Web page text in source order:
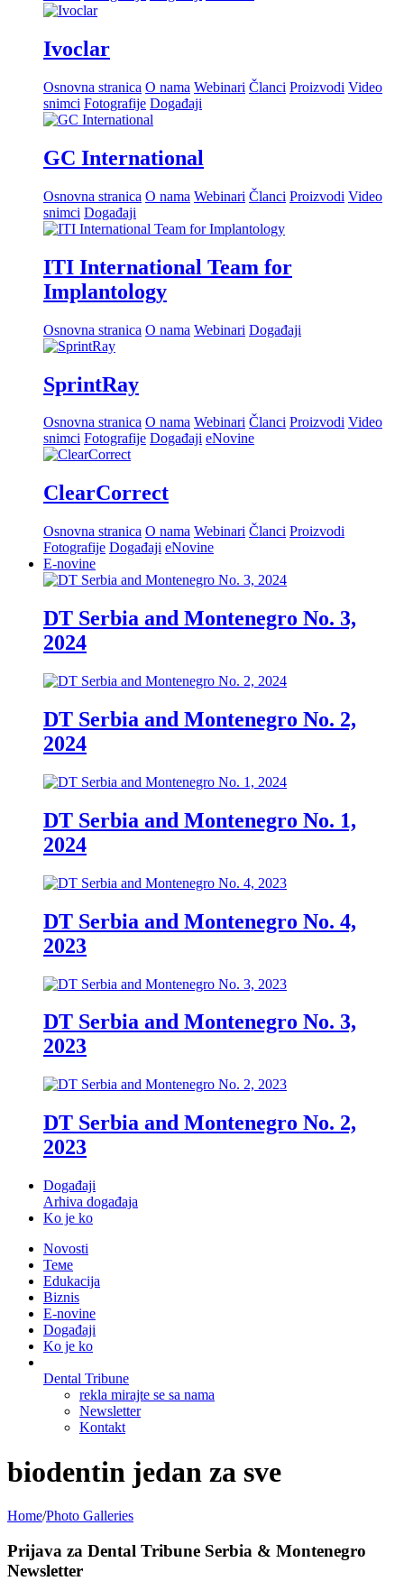
Ivoclar
Osnovna stranica O nama Webinari Članci Proizvodi Video
snimci Fotografije Događaji
GC International
Osnovna stranica O nama Webinari Članci Proizvodi Video
snimci Događaji
ITI International Team for
Implantology
Osnovna stranica O nama Webinari Događaji
SprintRay
Osnovna stranica O nama Webinari Članci Proizvodi Video
snimci Fotografije Događaji eNovine
ClearCorrect
Osnovna stranica O nama Webinari Članci Proizvodi
Fotografije Događaji eNovine
E-novine
DT Serbia and Montenegro No. 3,
2024
DT Serbia and Montenegro No. 2,
2024
DT Serbia and Montenegro No. 1,
2024
DT Serbia and Montenegro No. 4,
2023
DT Serbia and Montenegro No. 3,
2023
DT Serbia and Montenegro No. 2,
2023
Događaji
Arhiva događaja
Ko je ko
Novosti
Теме
Edukacija
Biznis
E-novine
Događaji
Ko je ko
Dental Tribune
rekla mirajte se sa nama
Newsletter
Kontakt
biodentin jedan za sve
Home/Photo Galleries
Prijava za Dental Tribune Serbia & Montenegro
Newsletter